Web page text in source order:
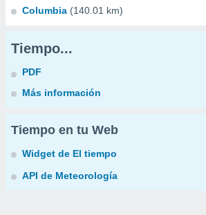
Columbia (140.01 km)
Tiempo...
PDF
Más información
Tiempo en tu Web
Widget de El tiempo
API de Meteorología